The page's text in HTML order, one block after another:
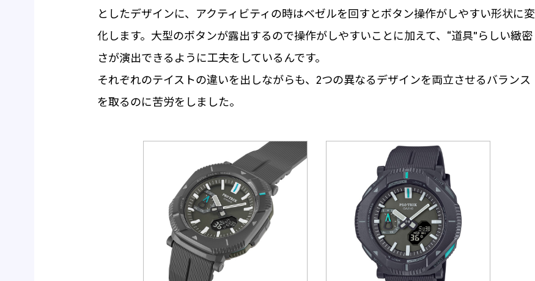
としたデザインに、アクティビティの時はベゼルを回すとボタン操作がしやすい形状に変
化します。大型のボタンが露出するので操作がしやすいことに加えて、“道具”らしい緻密
さが演出できるように工夫をしているんです。
それぞれのテイストの違いを出しながらも、2つの異なるデザインを両立させるバランス
を取るのに苦労をしました。